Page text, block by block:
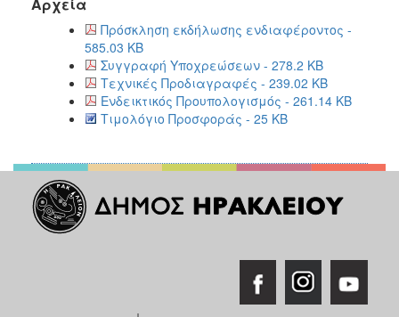
Πρόσκληση εκδήλωσης ενδιαφέροντος -
585.03 KB
Συγγραφή Υποχρεώσεων - 278.2 KB
Τεχνικές Προδιαγραφές - 239.02 KB
Ενδεικτικός Προυπολογισμός - 261.14 KB
Τιμολόγιο Προσφοράς - 25 KB